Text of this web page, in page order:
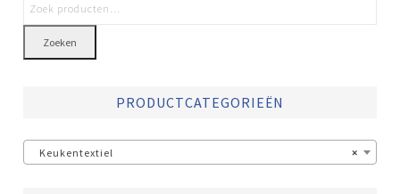
Zoeken
PRODUCTCATEGORIEËN
×
Keukentextiel